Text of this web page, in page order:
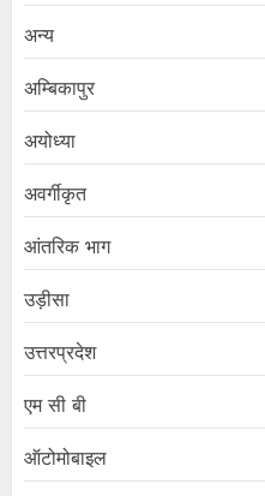
अन्य
अम्बिकापुर
अयोध्या
अवर्गीकृत
आंतरिक भाग
उड़ीसा
उत्तरप्रदेश
एम सी बी
ऑटोमोबाइल